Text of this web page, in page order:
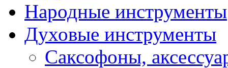
Народные инструменты
Духовые инструменты
Саксофоны,